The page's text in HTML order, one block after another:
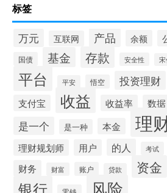
标签
万元 互联网 产品 余额
国债 基金 存款 安全性
平台 平安 悟空 投资理财
支付宝 收益 收益率 数据
是一个 是一种 本金 理
理财规划师 用户 的人 考试
财务 财富 账户 贷款 资金
银行 风险